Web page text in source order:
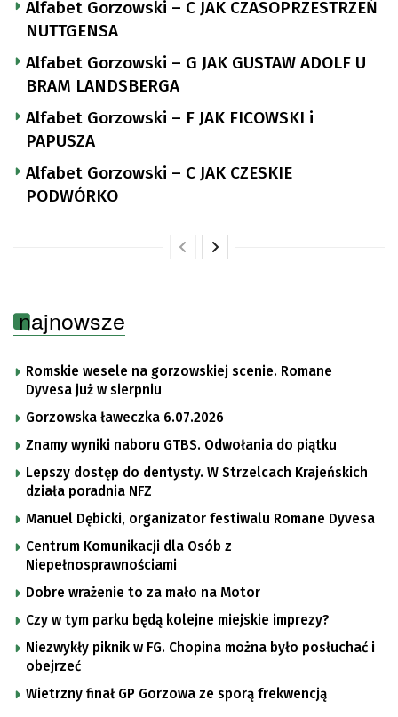
Alfabet Gorzowski – C JAK CZASOPRZESTRZEŃ
NUTTGENSA
Alfabet Gorzowski – G JAK GUSTAW ADOLF U
BRAM LANDSBERGA
Alfabet Gorzowski – F JAK FICOWSKI i
PAPUSZA
Alfabet Gorzowski – C JAK CZESKIE
PODWÓRKO
najnowsze
Romskie wesele na gorzowskiej scenie. Romane
Dyvesa już w sierpniu
Gorzowska ławeczka 6.07.2026
Znamy wyniki naboru GTBS. Odwołania do piątku
Lepszy dostęp do dentysty. W Strzelcach Krajeńskich
działa poradnia NFZ
Manuel Dębicki, organizator festiwalu Romane Dyvesa
Centrum Komunikacji dla Osób z
Niepełnosprawnościami
Dobre wrażenie to za mało na Motor
Czy w tym parku będą kolejne miejskie imprezy?
Niezwykły piknik w FG. Chopina można było posłuchać i
obejrzeć
Wietrzny finał GP Gorzowa ze sporą frekwencją